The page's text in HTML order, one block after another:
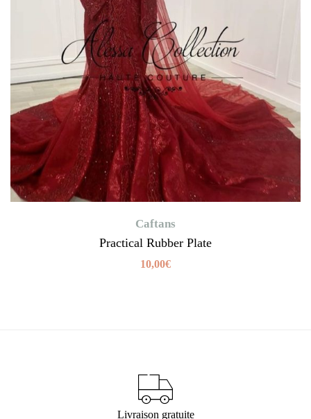
Caftans
Practical Rubber Plate
10,00€
Livraison gratuite